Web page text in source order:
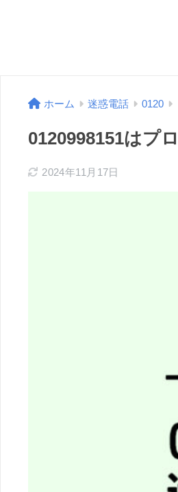
ホーム 迷惑電話 0120
0120998151はプ
2024年11月17日